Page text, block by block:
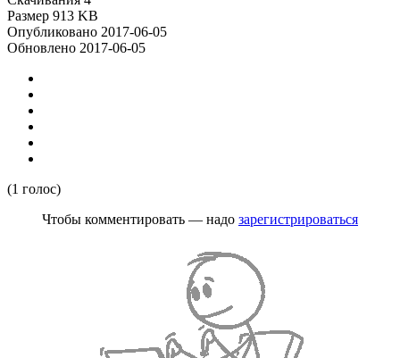
Размер 913 KB
Опубликовано 2017-06-05
Обновлено 2017-06-05
(1 голос)
Чтобы комментировать — надо зарегистрироваться